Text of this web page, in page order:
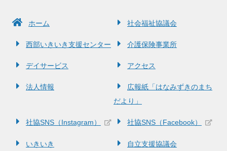
ホーム 社会福祉協議会
西部いきいき支援センター 介護保険事業所
デイサービス アクセス
法人情報
広報紙「はなみずきのまち
だより」
社協SNS（Instagram） 社協SNS（Facebook）
いきいき
自立支援協議会